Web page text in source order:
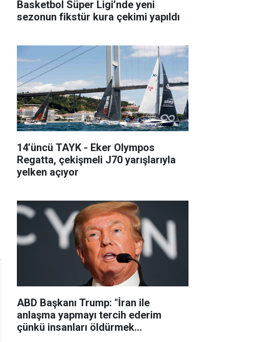
Basketbol Süper Ligi’nde yeni
sezonun fikstür kura çekimi yapıldı
14’üncü TAYK - Eker Olympos
Regatta, çekişmeli J70 yarışlarıyla
yelken açıyor
ABD Başkanı Trump: "İran ile
anlaşma yapmayı tercih ederim
çünkü insanları öldürmek